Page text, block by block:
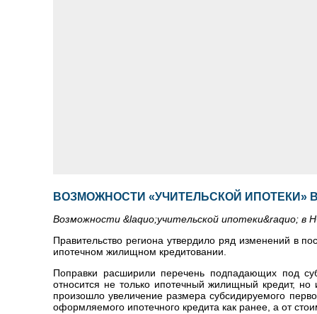
ВОЗМОЖНОСТИ «УЧИТЕЛЬСКОЙ ИПОТЕКИ»
Возможности &laquo;учительской ипотеки&raquo; в
Правительство региона утвердило ряд изменений в
ипотечном жилищном кредитовании.
Поправки расширили перечень подпадающих под
относится не только ипотечный жилищный кредит,
произошло увеличение размера субсидируемого
оформляемого ипотечного кредита как ранее, а от